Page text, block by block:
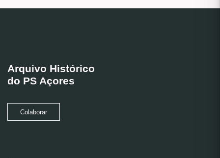
Arquivo Histórico
do PS Açores
Colaborar